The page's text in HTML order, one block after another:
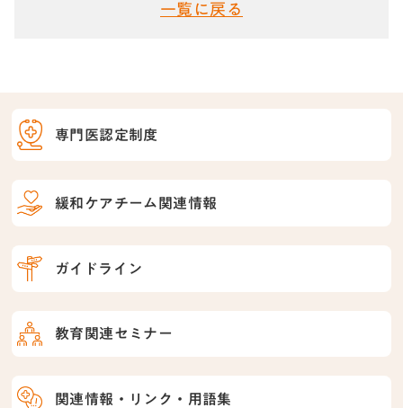
専門医認定制度
緩和ケアチーム関連情報
ガイドライン
教育関連セミナー
関連情報・リンク・用語集
一覧に戻る